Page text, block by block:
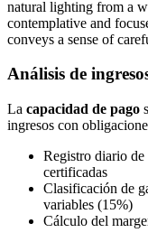
Análisis de
La capacidad de pago
ingresos con
Registro diario de
certificadas
Clasificación de
variables (15%)
Cálculo del